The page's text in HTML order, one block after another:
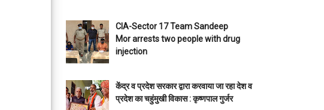
CIA-Sector 17 Team Sandeep
Mor arrests two people with drug
injection
केंद्र व प्रदेश सरकार द्वारा करवाया जा रहा देश व
प्रदेश का चहुंमुखी विकास : कृष्णपाल गुर्जर